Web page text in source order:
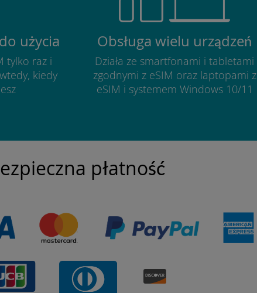
użycia
tylko raz i
kiedy
Obsługa wielu urządzeń
Działa ze smartfonami i tabletami
zgodnymi z eSIM oraz laptopami z
eSIM i systemem Windows 10/11
płatność